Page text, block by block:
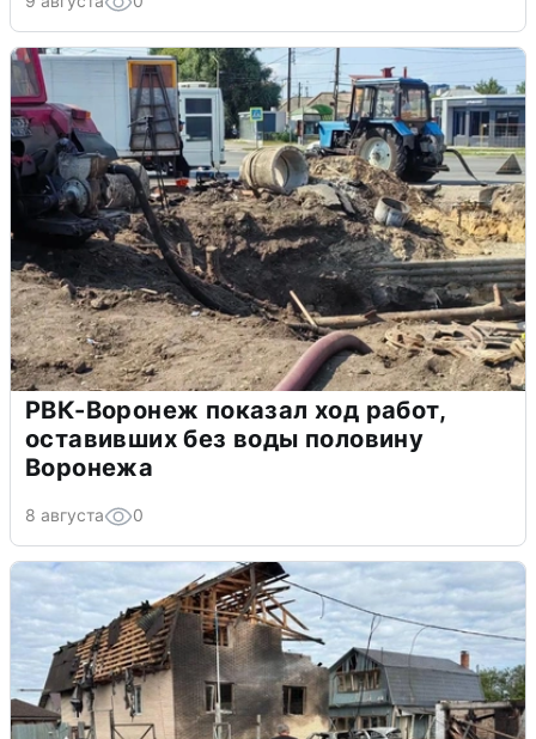
РВК-Воронеж показал ход работ,
оставивших без воды половину
Воронежа
8 августа 0